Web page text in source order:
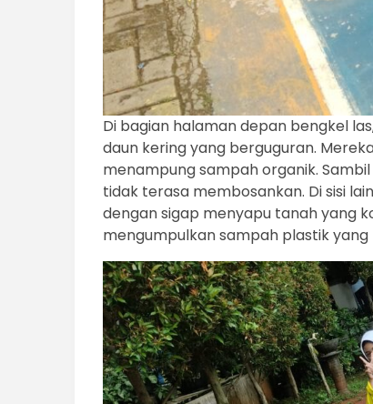
Di bagian halaman depan bengkel
daun kering yang berguguran.
menampung sampah organik.
tidak terasa membosankan. Di sisi
dengan sigap menyapu tanah yang
mengumpulkan sampah plastik